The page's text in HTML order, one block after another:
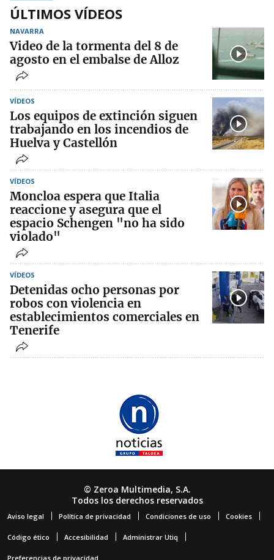
ÚLTIMOS VÍDEOS
NAVARRA
Video de la tormenta del 8 de
agosto en el embalse de Alloz
VÍDEOS
Los equipos de extinción siguen
trabajando en los incendios de
Huelva y Castellón
VÍDEOS
Moncloa espera que Italia
reaccione y asegura que el
espacio Schengen "no ha sido
violado"
VÍDEOS
Detenidas ocho personas por
robos con violencia en
establecimientos comerciales en
Tenerife
© Zeroa Multimedia, S.A.
Todos los derechos reservados
Aviso legal Política de privacidad Condiciones de uso Cookies
Código ético Accesibilidad Administrar Utiq
Preferencias de privacidad